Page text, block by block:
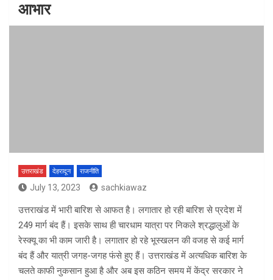
आभार
उत्तराखंड देहरादून राजनीति
July 13, 2023 sachkiawaz
उत्तराखंड में भारी बारिश से आफत है। लगातार हो रही बारिश से प्रदेश में
249 मार्ग बंद हैं। इसके साथ ही चारधाम यात्रा पर निकले श्रद्धालुओं के
रेस्क्यू का भी काम जारी है। लगातार हो रहे भूस्खलन की वजह से कई मार्ग
बंद हैं और यात्री जगह-जगह फंसे हुए हैं। उत्तराखंड में अत्यधिक बारिश के
चलते काफी नुकसान हुआ है और अब इस कठिन समय में केंद्र सरकार ने